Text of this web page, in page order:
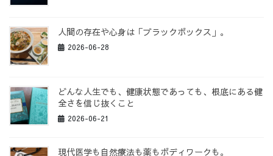
人間の存在や心身は「ブラックボックス」。
2026-06-28
どんな人生でも、健康状態であっても、根底にある健
全さを信じ抜くこと
2026-06-21
現代医学も自然療法も薬もボディワークも。